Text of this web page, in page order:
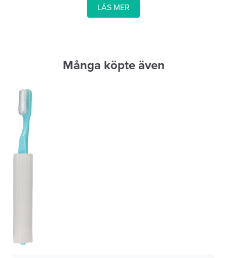
kväljningsbesvär.
För barn i åldern 4 månader till 5 år.
LÄS MER
Många köpte även